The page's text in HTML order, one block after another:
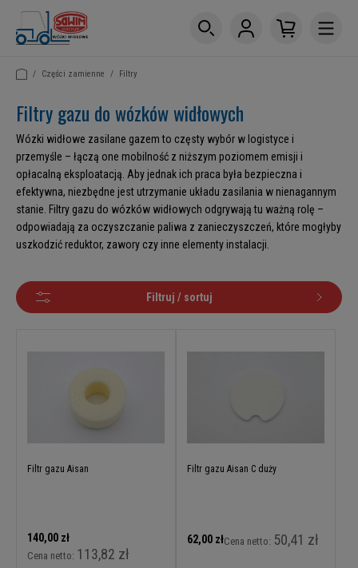
/ Części zamienne / Filtry
Filtry gazu do wózków widłowych
Wózki widłowe zasilane gazem to częsty wybór w logistyce i
przemyśle – łączą one mobilność z niższym poziomem emisji i
opłacalną eksploatacją. Aby jednak ich praca była bezpieczna i
efektywna, niezbędne jest utrzymanie układu zasilania w nienagannym
stanie. Filtry gazu do wózków widłowych odgrywają tu ważną rolę –
odpowiadają za oczyszczanie paliwa z zanieczyszczeń, które mogłyby
uszkodzić reduktor, zawory czy inne elementy instalacji.
Filtruj / sortuj
Filtr gazu Aisan
140,00 zł
Cena netto: 113,82 zł
Filtr gazu Aisan C duży
62,00 złCena netto: 50,41 zł